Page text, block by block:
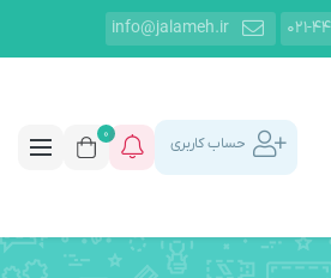
021-
info@jalameh.ir
حساب کاربری
0